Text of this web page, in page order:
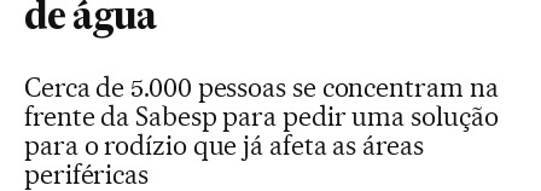
de água
Cerca de 5.000 pessoas se concentram na
frente da Sabesp para pedir uma solução
para o rodízio que já afeta as áreas
periféricas